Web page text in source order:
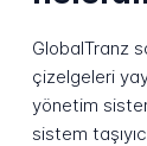
GlobalTranz
çizelgeleri
yönetim
sistem